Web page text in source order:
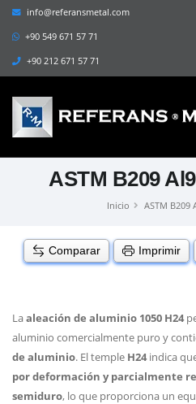
info@referansmetal.com
+90 549 671 57 71
+90 212 671 57 71
ASTM B209
Inicio ASTM B209
Comparar Imprimir
Laaleación de aluminio 1050 H24
aluminio comercialmente puro y
de aluminio. El temple H24indica
por deformación y parcialmente
semiduro, lo que proporciona un